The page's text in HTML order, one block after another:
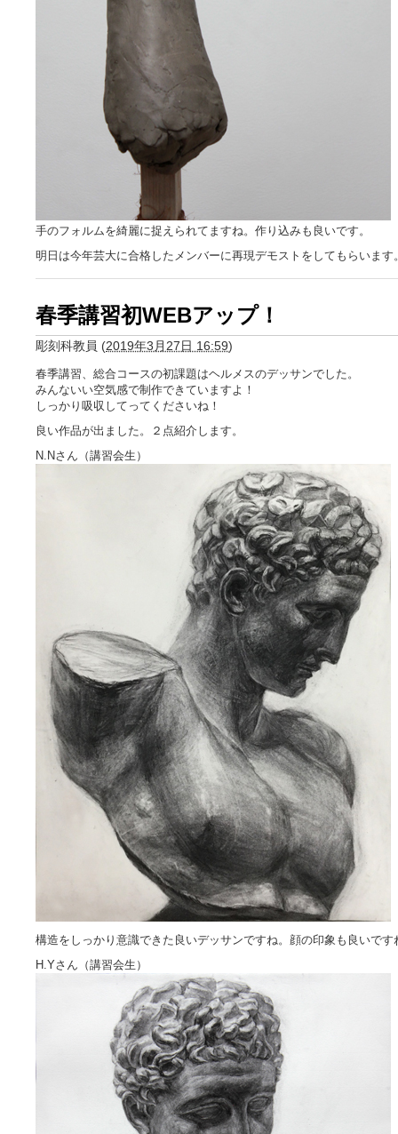
手のフォルムを綺麗に捉えられてますね。作り込みも良いです。
明日は今年芸大に合格したメンバーに再現デモストをしてもらいま
春季講習初WEBアップ！
彫刻科教員 (2019年3月27日 16:59)
春季講習、総合コースの初課題はヘルメスのデッサンでした。
みんないい空気感で制作できていますよ！
しっかり吸収してってくださいね！
良い作品が出ました。２点紹介します。
N.Nさん（講習会生）
構造をしっかり意識できた良いデッサンですね。顔の印象も良いです
H.Yさん（講習会生）